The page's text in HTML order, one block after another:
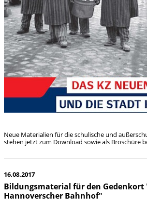
Neue Materialien für die schulische und
stehen jetzt zum Download sowie als Broschüre
16.08.2017
Bildungsmaterial für den
Hannoverscher Bahnhof"